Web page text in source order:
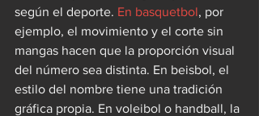
según el deporte. En basquetbol, por
ejemplo, el movimiento y el corte sin
mangas hacen que la proporción visual
del número sea distinta. En beisbol, el
estilo del nombre tiene una tradición
gráfica propia. En voleibol o handball, la